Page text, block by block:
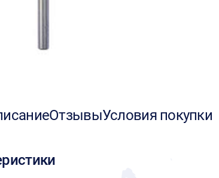
ОтзывыУсловия покупки